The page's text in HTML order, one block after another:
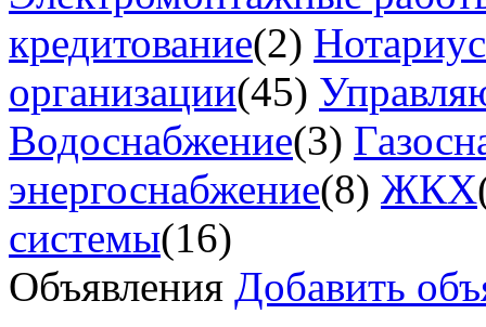
кредитование(2)
организации(45)
Водоснабжение(3)
энергоснабжение(8) ЖКХ
системы(16)
Объявления Добавить